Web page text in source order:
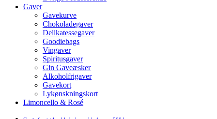
Gaver
Gavekurve
Chokoladegaver
Delikatessegaver
Goodiebags
Vingaver
Spiritusgaver
Gin Gaveæsker
Alkoholfrigaver
Gavekort
Lykønskningskort
Limoncello & Rosé